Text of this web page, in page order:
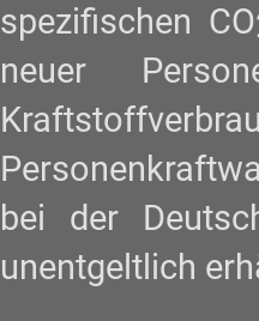
spezifischen CO
neuer
bei der
unentgeltlich